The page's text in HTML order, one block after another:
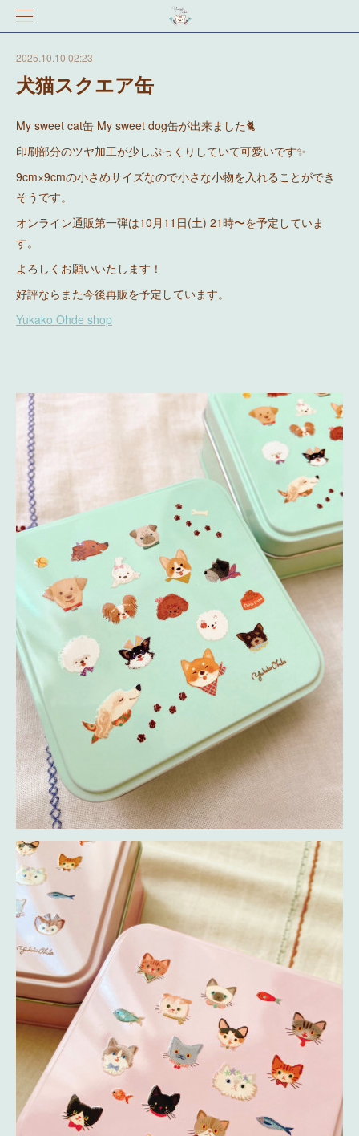
2025.10.10 02:23
犬猫スクエア缶
My sweet cat缶 My sweet dog缶が出来ました🐈
印刷部分のツヤ加工が少しぷっくりしていて可愛いです✨
9cm×9cmの小さめサイズなので小さな小物を入れることができ
そうです。
オンライン通販第一弾は10月11日(土) 21時〜を予定していま
す。
よろしくお願いいたします！
好評ならまた今後再販を予定しています。
Yukako Ohde shop